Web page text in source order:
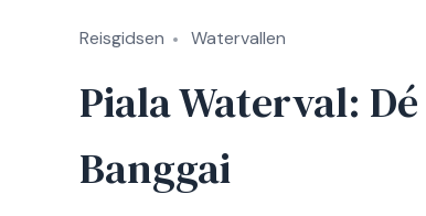
Reisgidsen Watervallen
Piala Waterval:
Banggai